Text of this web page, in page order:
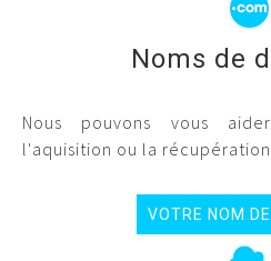
Noms de
Nous pouvons vous
l'aquisition ou la
VOTRE NOM